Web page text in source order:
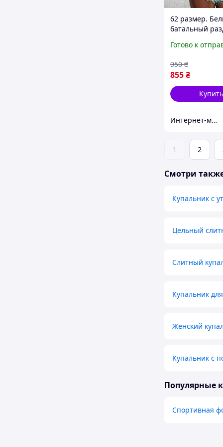
62 размер.
батальный
пальмовыми
чашка
Готово к
855₴
950 ₴
Купить
Интернет-магазин Nova Moda
1 2
Смотри
Купальник с
Цельный
Слитный
Купальник
Женский
Купальник с
Популярные
Спортивная